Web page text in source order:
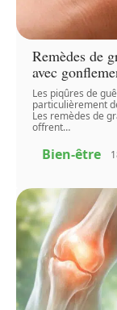
Remèdes de
avec
Les piqûres de
particulièrement
Les remèdes de
offrent…
Bien-être